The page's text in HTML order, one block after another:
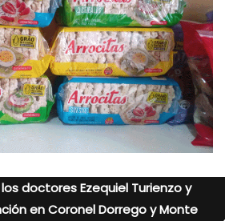
doctores Ezequiel Turienzo y
en Coronel Dorrego y Monte